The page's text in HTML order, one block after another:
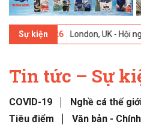
Sự kiện
2026 London, UK - Hội nghị
Tin tức – Sự
COVID-19 Nghề cá thế
Tiêu điểm
Văn bản -